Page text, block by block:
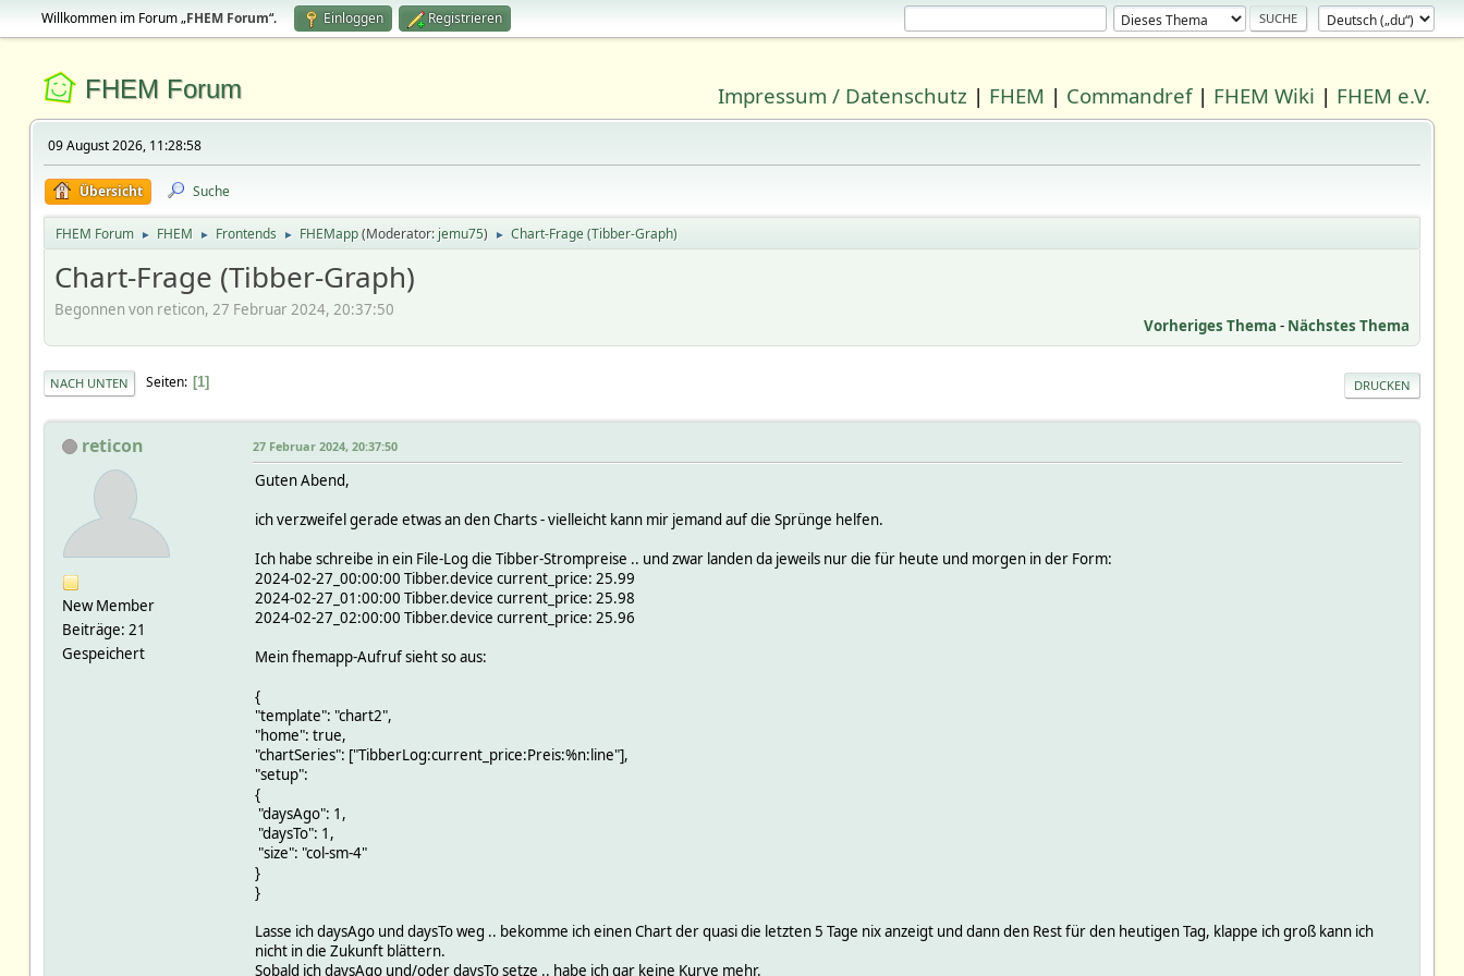
Willkommen im Forum „FHEM Forum“. Einloggen Registrieren
FHEM Forum Impressum / Datenschutz | FHEM | Commandref| FHEM Wiki | FHEM e.V.
09 August 2026, 11:28:58
Übersicht Suche
FHEM Forum ► FHEM ► Frontends ► FHEMapp(Moderator: jemu75) ► Chart-Frage (Tibber-Graph)
Chart-Frage (Tibber-Graph)
Begonnen von reticon, 27 Februar 2024, 20:37:50
Vorheriges Thema - Nächstes Thema
DRUCKEN
NACH UNTEN Seiten 1
reticon
New Member
Beiträge: 21
Gespeichert
27 Februar 2024, 20:37:50
Guten Abend,
ich verzweifel gerade etwas an den Charts - vielleicht kann mir jemand auf die Sprünge helfen.
Ich habe schreibe in ein File-Log die Tibber-Strompreise .. und zwar landen da jeweils nur die für heute und morgen in der Form:
2024-02-27_00:00:00 Tibber.device current_price: 25.99
2024-02-27_01:00:00 Tibber.device current_price: 25.98
2024-02-27_02:00:00 Tibber.device current_price: 25.96
Mein fhemapp-Aufruf sieht so aus:
{
"template": "chart2",
"home": true,
"chartSeries": ["TibberLog:current_price:Preis:%n:line"],
"setup":
{
"daysAgo": 1,
"daysTo": 1,
"size": "col-sm-4"
}
}
Lasse ich daysAgo und daysTo weg .. bekomme ich einen Chart der quasi die letzten 5 Tage nix anzeigt und dann den Rest für den heutigen Tag, klappe ich groß kann ich
nicht in die Zukunft blättern.
Sobald ich daysAgo und/oder daysTo setze .. habe ich gar keine Kurve mehr.